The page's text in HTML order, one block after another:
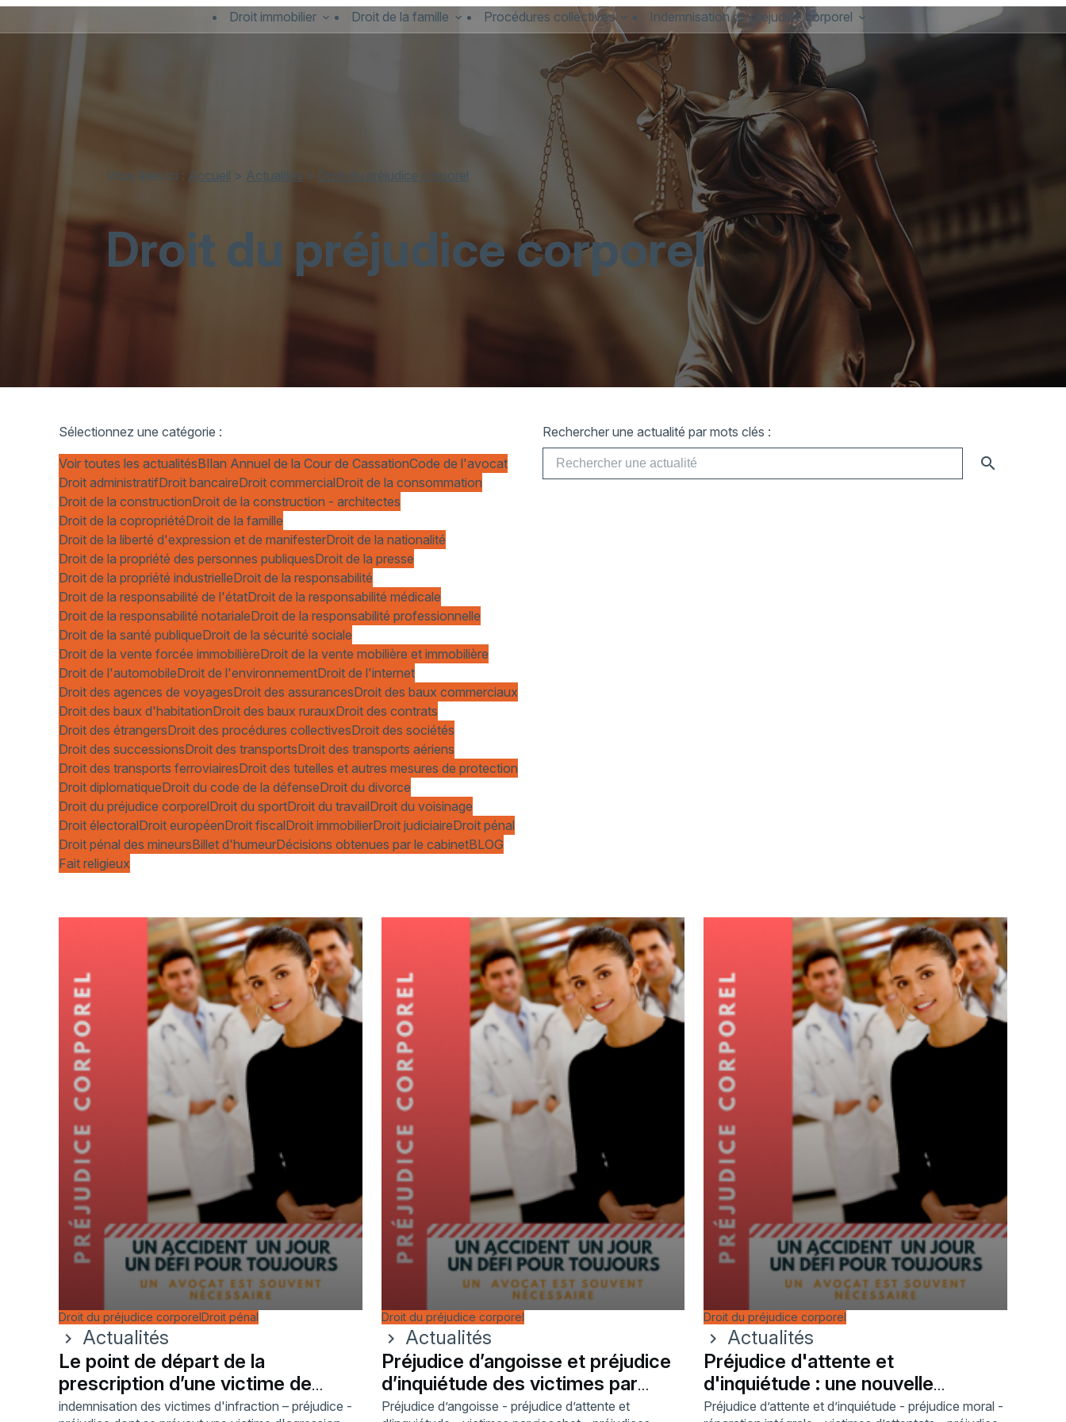
Droit immobilier Droit de la famille Procédures collectives Indemnisation du préjudice corporel
Vous êtes ici : Accueil > Actualités > Droit du préjudice corporel
Droit du préjudice corporel
Sélectionnez une catégorie :
Voir toutes les actualitésBIlan Annuel de la Cour de CassationCode de l'avocat
Droit administratifDroit bancaireDroit commercialDroit de la consommation
Droit de la constructionDroit de la construction - architectes
Droit de la copropriétéDroit de la famille
Droit de la liberté d'expression et de manifesterDroit de la nationalité
Droit de la propriété des personnes publiquesDroit de la presse
Droit de la propriété industrielleDroit de la responsabilité
Droit de la responsabilité de l'étatDroit de la responsabilité médicale
Droit de la responsabilité notarialeDroit de la responsabilité professionnelle
Droit de la santé publiqueDroit de la sécurité sociale
Droit de la vente forcée immobilièreDroit de la vente mobilière et immobilière
Droit de l'automobileDroit de l'environnementDroit de l'internet
Droit des agences de voyagesDroit des assurancesDroit des baux commerciaux
Droit des baux d'habitationDroit des baux rurauxDroit des contrats
Droit des étrangersDroit des procédures collectivesDroit des sociétés
Droit des successionsDroit des transportsDroit des transports aériens
Droit des transports ferroviairesDroit des tutelles et autres mesures de protection
Droit diplomatiqueDroit du code de la défenseDroit du divorce
Droit du préjudice corporelDroit du sportDroit du travailDroit du voisinage
Droit électoralDroit européenDroit fiscalDroit immobilierDroit judiciaireDroit pénal
Droit pénal des mineursBillet d'humeurDécisions obtenues par le cabinetBLOG
Fait religieux
Rechercher une actualité par mots clés :
Droit du préjudice corporelDroit pénal
chevron_right
Actualités
Le point de départ de la
prescription d’une victime de
violences sexuelles
indemnisation des victimes d'infraction – préjudice -
Droit du préjudice corporel
chevron_right
Actualités
Préjudice d’angoisse et préjudice
d’inquiétude des victimes par
ricochet
Préjudice d’angoisse - préjudice d’attente et
Droit du préjudice corporel
chevron_right
Actualités
Préjudice d'attente et
d'inquiétude : une nouvelle
autonomie reconnue
Préjudice d’attente et d’inquiétude - préjudice moral -
Panneau de gestion des cookies